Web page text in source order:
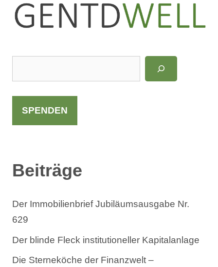
u
c
e
SPENDEN
Beiträge
Der Immobilienbrief Jubiläumsausgabe Nr.
629
Der blinde Fleck institutioneller Kapitalanlage
Die Sterneköche der Finanzwelt –